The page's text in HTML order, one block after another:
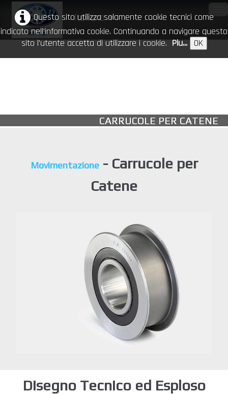
Questo sito utilizza solamente cookie tecnici come
indicato nell’informativa cookie. Continuando a navigare questo
sito l'utente accetta di utilizzare i cookie.Piu... OK
Italiano▼
CR nel mondo
Eventi
CARRUCOLE PER CATENE
Movimentazione- Carrucole per
Catene
Disegno Tecnico ed Esploso